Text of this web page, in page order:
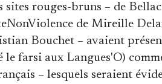
sites rouges-bruns – de
de Mireille
Bouchet – avaient
le farsi aux Langues'O)
– lesquels seraient